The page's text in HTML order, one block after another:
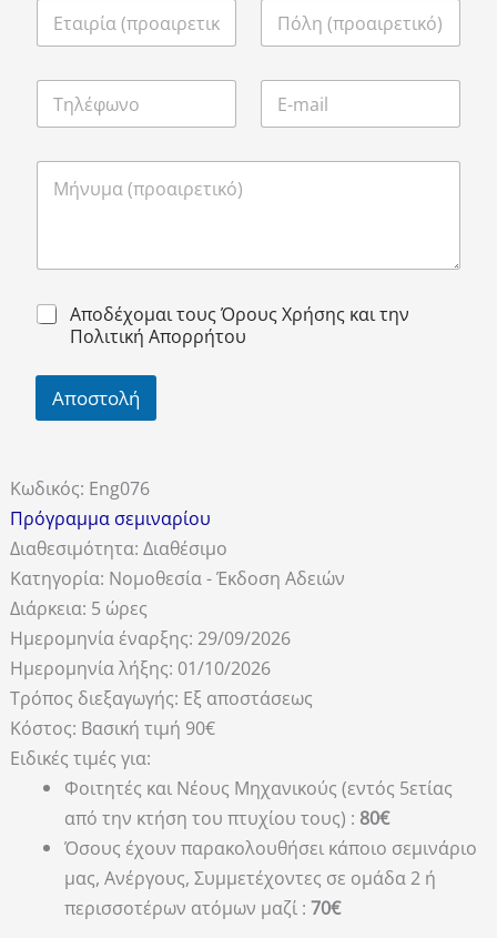
Αποδέχομαι τους Όρους Χρήσης και την
Πολιτική Απορρήτου
Αποστολή
Κωδικός: Eng076
Πρόγραμμα σεμιναρίου
Διαθεσιμότητα: Διαθέσιμο
Κατηγορία: Νομοθεσία - Έκδοση Αδειών
Διάρκεια: 5 ώρες
Ημερομηνία έναρξης: 29/09/2026
Ημερομηνία λήξης: 01/10/2026
Τρόπος διεξαγωγής: Εξ αποστάσεως
Κόστος: Βασική τιμή 90€
Ειδικές τιμές για:
Φοιτητές και Νέους Μηχανικούς (εντός 5ετίας
από την κτήση του πτυχίου τους) : 80€
Όσους έχουν παρακολουθήσει κάποιο σεμινάριο
μας, Ανέργους, Συμμετέχοντες σε ομάδα 2 ή
περισσοτέρων ατόμων μαζί :70€